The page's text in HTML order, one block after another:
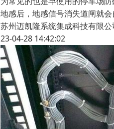
地感后，地感信号消失道闸就
苏州迈凯隆系统集成科技有限公
23-04-28 14:42:02